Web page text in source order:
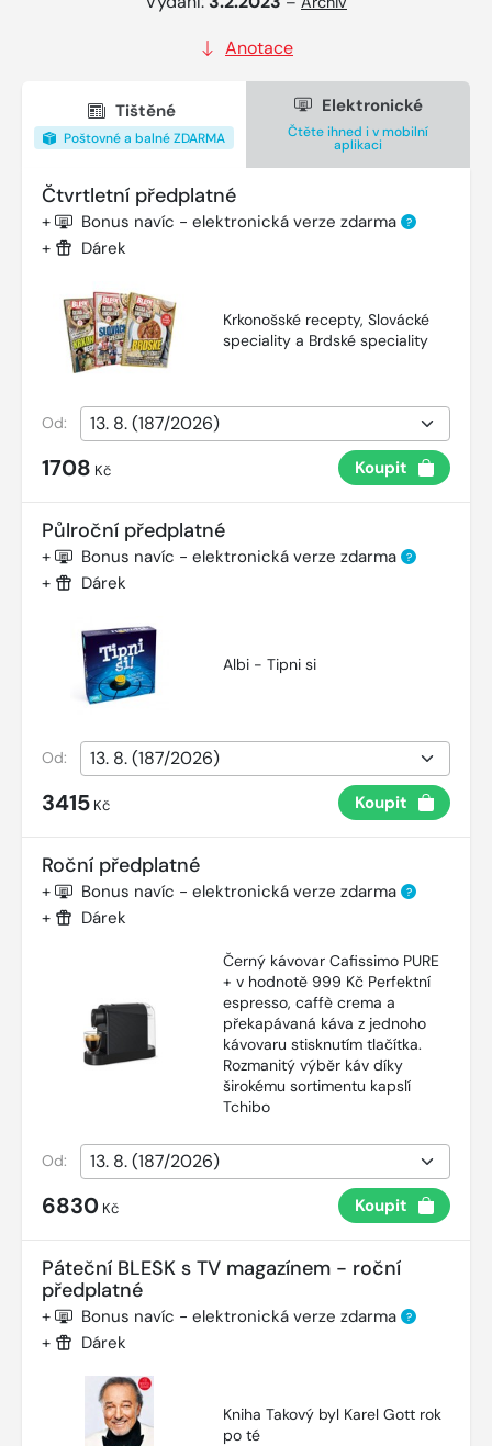
Anotace
Tištěné
Poštovné a balné ZDARMA
Elektronické
Čtěte ihned i v mobilní
aplikaci
Čtvrtletní předplatné
+ Bonus navíc - elektronická verze zdarma ?
+ Dárek
Krkonošské recepty, Slovácké
speciality a Brdské speciality
Od:
1708 Kč Koupit
Půlroční předplatné
+ Bonus navíc - elektronická verze zdarma ?
+ Dárek
Albi - Tipni si
Od:
3415 Kč Koupit
Roční předplatné
+ Bonus navíc - elektronická verze zdarma ?
+ Dárek
Černý kávovar Cafissimo PURE
+ v hodnotě 999 Kč Perfektní
espresso, caffè crema a
překapávaná káva z jednoho
kávovaru stisknutím tlačítka.
Rozmanitý výběr káv díky
širokému sortimentu kapslí
Tchibo
Od:
6830 Kč Koupit
Páteční BLESK s TV magazínem - roční
předplatné
+ Bonus navíc - elektronická verze zdarma ?
+ Dárek
Kniha Takový byl Karel Gott rok
po té